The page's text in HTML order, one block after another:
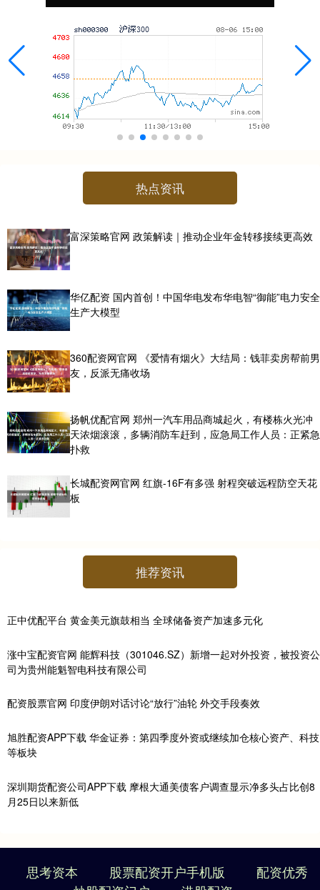
热点资讯
富深策略官网 政策解读｜推动企业年金转移接续更高效
华亿配资 国内首创！中国华电发布华电智“御能”电力安全
生产大模型
360配资网官网 《爱情有烟火》大结局：钱菲卖房帮前男
友，反派无痛收场
扬帆优配官网 郑州一汽车用品商城起火，有楼栋火光冲
天浓烟滚滚，多辆消防车赶到，应急局工作人员：正紧急
扑救
长城配资网官网 红旗-16F有多强 射程突破远程防空天花
板
推荐资讯
正中优配平台 黄金美元旗鼓相当 全球储备资产加速多元化
涨中宝配资官网 能辉科技（301046.SZ）新增一起对外投资，被投资公
司为贵州能魁智电科技有限公司
配资股票官网 印度伊朗对话讨论“放行”油轮 外交手段奏效
旭胜配资APP下载 华金证券：第四季度外资或继续加仓核心资产、科技
等板块
深圳期货配资公司APP下载 摩根大通美债客户调查显示净多头占比创8
月25日以来新低
思考资本 股票配资开户手机版
配资优秀